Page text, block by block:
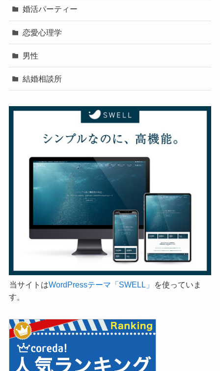
婚活パーティー
恋愛心理学
男性
結婚相談所
当サイトはWordPressテーマ「SWELL」
を使っていま
す。